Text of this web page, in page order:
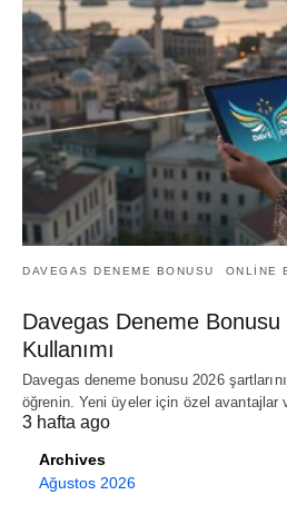
DAVEGAS DENEME BONUSU ONLINE
Davegas Deneme
Kullanımı
Davegas deneme bonusu 2026
öğrenin. Yeni üyeler için özel avantajlar
3 hafta ago
Archives
Ağustos 2026